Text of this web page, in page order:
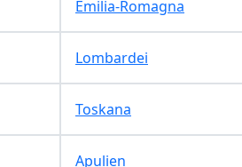
Emilia-Romagna
Lombardei
Toskana
Apulien